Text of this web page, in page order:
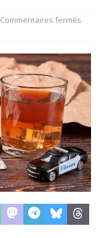
Commentaires fermés